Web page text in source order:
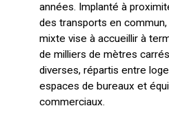
années. Implanté à
des transports en
mixte vise à accueillir à
de milliers de mètres
diverses, répartis entre
espaces de bureaux et
commerciaux.